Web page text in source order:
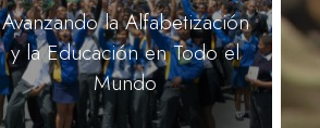
Avanzando la Alfabetización
y la Educación en Todo el
Mundo